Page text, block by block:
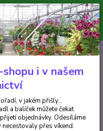
z e-shopu je 300 Kč.
opadl a balíček můžete čekat
objednávky. Objednávky
jakém přišly...
Hledat
0ks
za0 Kč
i v našem
v jakém přišly...
a balíček můžete čekat
objednávky. Odesíláme
přes víkend.